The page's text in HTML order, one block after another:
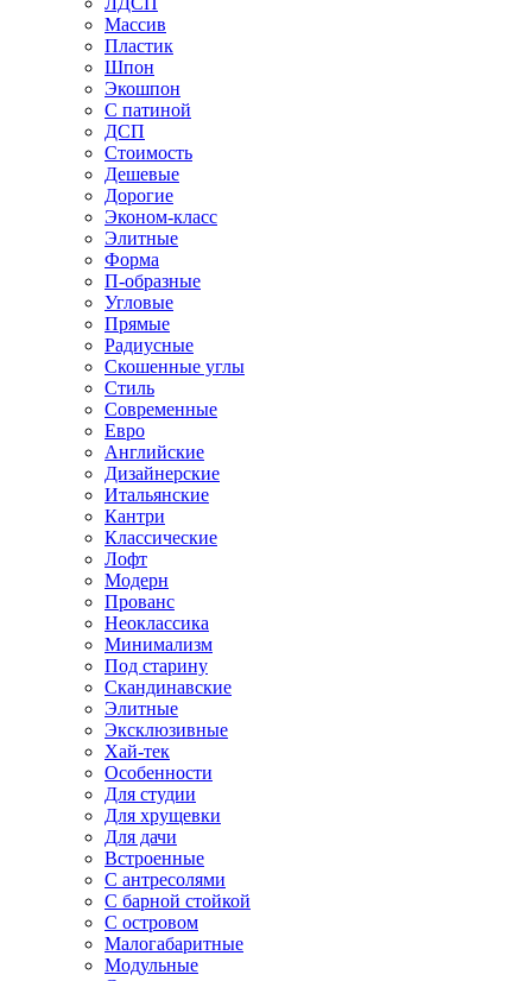
Массив
Пластик
Шпон
Экошпон
С патиной
ДСП
Стоимость
Дешевые
Дорогие
Эконом-класс
Элитные
Форма
П-образные
Угловые
Прямые
Радиусные
Скошенные углы
Стиль
Современные
Евро
Английские
Дизайнерские
Итальянские
Кантри
Классические
Лофт
Модерн
Прованс
Неоклассика
Минимализм
Под старину
Скандинавские
Элитные
Эксклюзивные
Хай-тек
Особенности
Для студии
Для хрущевки
Для дачи
Встроенные
С антресолями
С барной стойкой
С островом
Малогабаритные
Модульные